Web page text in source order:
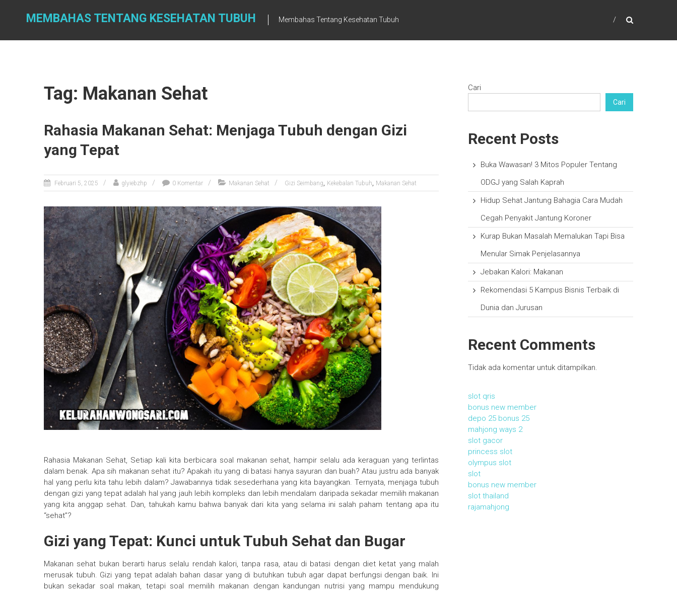
MEMBAHAS TENTANG KESEHATAN TUBUH Membahas Tentang Kesehatan Tubuh
Tag: Makanan Sehat
Rahasia Makanan Sehat: Menjaga Tubuh dengan Gizi
yang Tepat
Februari 5, 2025 glyiebzhp 0 Komentar Makanan Sehat Gizi Seimbang, Kekebalan Tubuh, Makanan Sehat
Rahasia Makanan Sehat, Setiap kali kita berbicara soal makanan sehat, hampir selalu ada keraguan yang terlintas
dalam benak. Apa sih makanan sehat itu? Apakah itu yang di batasi hanya sayuran dan buah? Atau justru ada banyak
hal yang perlu kita tahu lebih dalam? Jawabannya tidak sesederhana yang kita bayangkan. Ternyata, menjaga tubuh
dengan gizi yang tepat adalah hal yang jauh lebih kompleks dan lebih mendalam daripada sekadar memilih makanan
yang kita anggap sehat. Dan, tahukah kamu bahwa banyak dari kita yang selama ini salah paham tentang apa itu
“sehat”?
Gizi yang Tepat: Kunci untuk Tubuh Sehat dan Bugar
Makanan sehat bukan berarti harus selalu rendah kalori, tanpa rasa, atau di batasi dengan diet ketat yang malah
merusak tubuh. Gizi yang tepat adalah bahan dasar yang di butuhkan tubuh agar dapat berfungsi dengan baik. Ini
bukan sekadar soal makan, tetapi soal memilih makanan dengan kandungan nutrisi yang mampu mendukung
Cari
Cari
Recent Posts
Buka Wawasan! 3 Mitos Populer Tentang
ODGJ yang Salah Kaprah
Hidup Sehat Jantung Bahagia Cara Mudah
Cegah Penyakit Jantung Koroner
Kurap Bukan Masalah Memalukan Tapi Bisa
Menular Simak Penjelasannya
Jebakan Kalori: Makanan
Rekomendasi 5 Kampus Bisnis Terbaik di
Dunia dan Jurusan
Recent Comments
Tidak ada komentar untuk ditampilkan.
slot qris
bonus new member
depo 25 bonus 25
mahjong ways 2
slot gacor
princess slot
olympus slot
slot
bonus new member
slot thailand
rajamahjong